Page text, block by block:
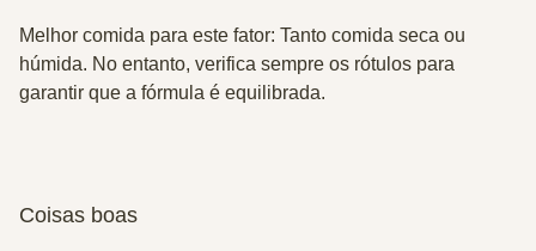
Melhor comida para este fator: Tanto comida seca ou
húmida. No entanto, verifica sempre os rótulos para
garantir que a fórmula é equilibrada.
Coisas boas